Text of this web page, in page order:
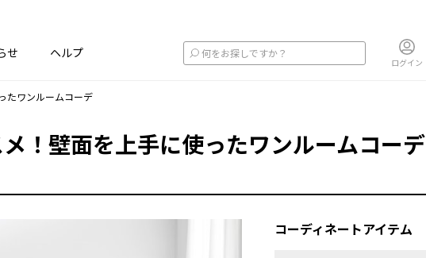
せ ヘルプ
ログイン
たワンルームコーデ
！壁面を上手に使ったワンルームコーデ
コーディネートアイテム